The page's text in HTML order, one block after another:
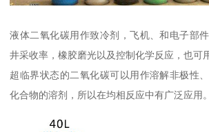
液体二氧化碳用作致冷剂，飞机、和电子部
井采收率，橡胶磨光以及控制化学反应，也可
超临界状态的二氧化碳可以用作溶解非极性
化合物的溶剂，所以在均相反应中有广泛应用。